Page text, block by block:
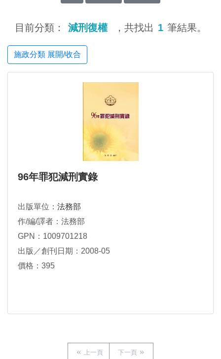
目前分類： 減刑復權 ，共找出 1 筆結果。
施政分類 展開/收合
96年罪犯減刑實錄
出版單位： 法務部
作/編/譯者：法務部
GPN：1009701218
出版／創刊日期：2008-05
價格：395
上一頁 下一頁